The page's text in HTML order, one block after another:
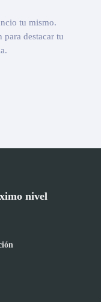
tu mismo.
destacar tu
nivel